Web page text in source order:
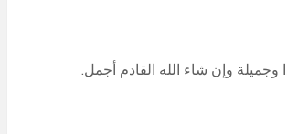
وجميلة وإن شاء الله القادم أجمل.